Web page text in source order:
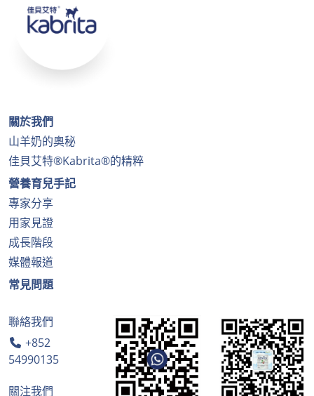
關於我們
山羊奶的奧秘
佳貝艾特®Kabrita®的精粹
營養育兒手記
專家分享
用家見證
成長階段
媒體報道
常見問題
聯絡我們
+852
54990135
關注我們